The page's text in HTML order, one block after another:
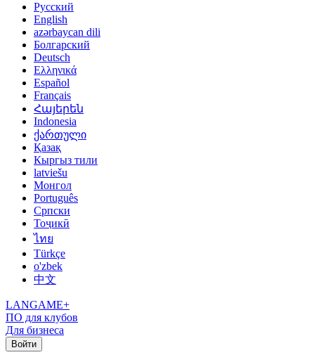
Русский
English
azərbaycan dili
Болгарский
Deutsch
Ελληνικά
Español
Français
Հայերեն
Indonesia
ქართული
Қазақ
Кыргыз тили
latviešu
Монгол
Português
Српски
Тоҷикӣ
ไทย
Türkçe
o'zbek
中文
LANGAME+
ПО для клубов
Для бизнеса
Войти